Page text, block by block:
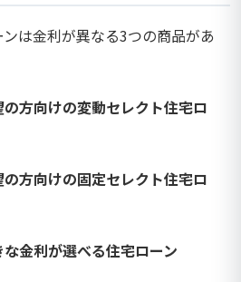
は金利が異なる3つの商品があ
方向けの変動セレクト住宅ロ
方向けの固定セレクト住宅ロ
金利が選べる住宅ローン